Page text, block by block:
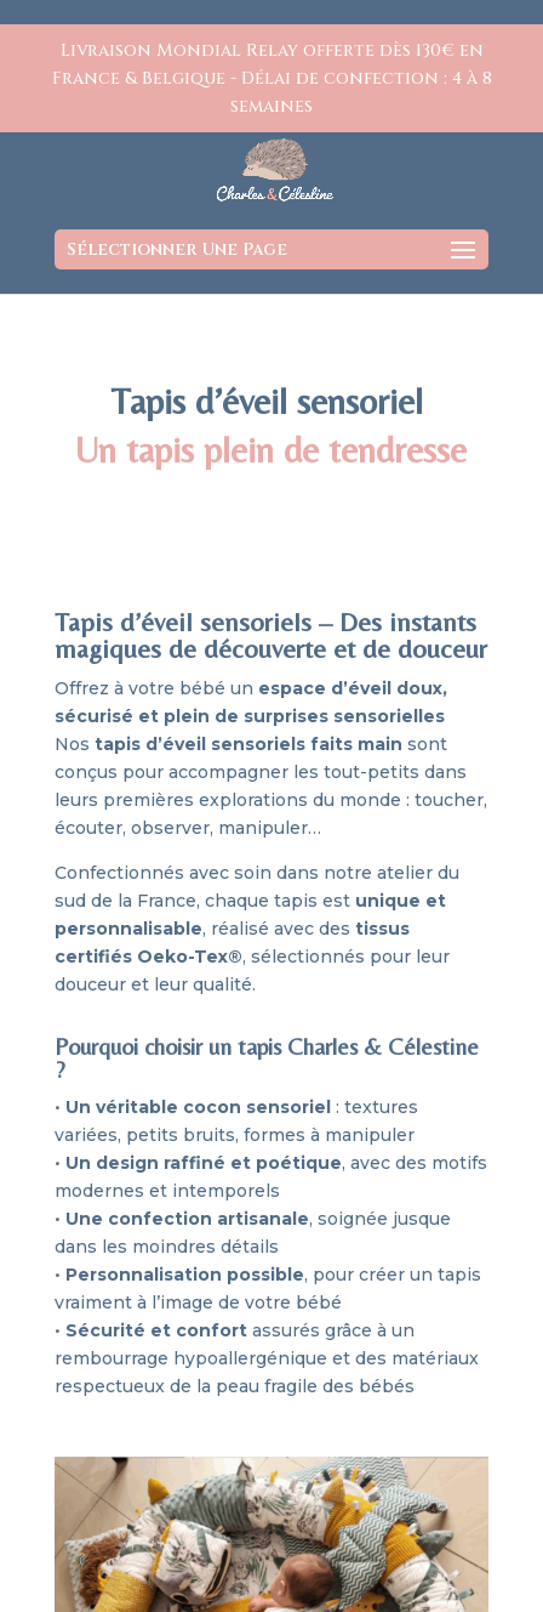
Livraison Mondial Relay offerte dès 130€ en
France & Belgique - Délai de confection : 4 à 8
semaines
Sélectionner Une Page
Tapis d’éveil sensoriel
Un tapis plein de tendresse
Tapis d’éveil sensoriels – Des instants
magiques de découverte et de douceur
Offrez à votre bébé un espace d’éveil doux,
sécurisé et plein de surprises sensorielles
Nos tapis d’éveil sensoriels faits main sont
conçus pour accompagner les tout-petits dans
leurs premières explorations du monde : toucher,
écouter, observer, manipuler…
Confectionnés avec soin dans notre atelier du
sud de la France, chaque tapis est unique et
personnalisable, réalisé avec des tissus
certifiés Oeko-Tex®, sélectionnés pour leur
douceur et leur qualité.
Pourquoi choisir un tapis Charles & Célestine
?
• Un véritable cocon sensoriel: textures
variées, petits bruits, formes à manipuler
• Un design raffiné et poétique, avec des motifs
modernes et intemporels
• Une confection artisanale, soignée jusque
dans les moindres détails
• Personnalisation possible, pour créer un tapis
vraiment à l’image de votre bébé
• Sécurité et confortassurés grâce à un
rembourrage hypoallergénique et des matériaux
respectueux de la peau fragile des bébés